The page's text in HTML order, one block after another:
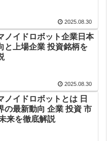
2025.08.30
ノイドロボット企業日本
と上場企業 投資銘柄を
2025.08.30
ノイドロボットとは 日
の最新動向 企業 投資 市
来を徹底解説